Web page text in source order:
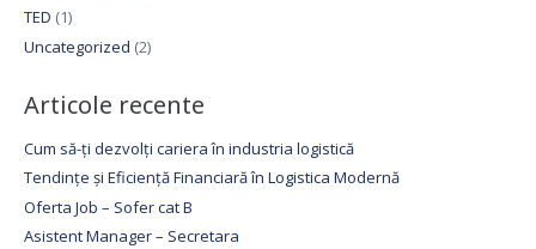
TED (1)
Uncategorized (2)
Articole recente
Cum să-ți dezvolți cariera în industria logistică
Tendințe și Eficiență Financiară în Logistica Modernă
Oferta Job – Sofer cat B
Asistent Manager – Secretara